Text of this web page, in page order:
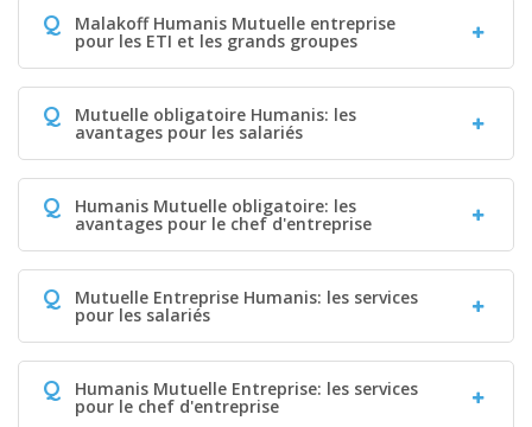
Q Malakoff Humanis Mutuelle entreprise
pour les ETI et les grands groupes
Q Mutuelle obligatoire Humanis: les
avantages pour les salariés
Q Humanis Mutuelle obligatoire: les
avantages pour le chef d'entreprise
Q Mutuelle Entreprise Humanis: les services
pour les salariés
Q Humanis Mutuelle Entreprise: les services
pour le chef d'entreprise